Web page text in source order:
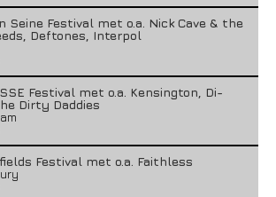
Seine Festival met o.a. Nick Cave & the
Deftones, Interpol
Festival met o.a. Kensington, Di-
Dirty Daddies
Festival met o.a. Faithless